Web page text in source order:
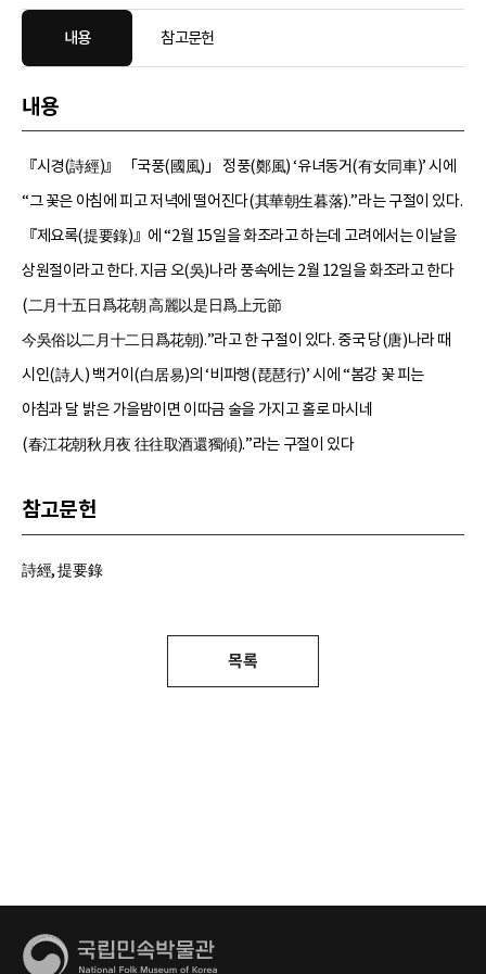
내용 참고문헌
내용
『시경(詩經)』 「국풍(國風)」 정풍(鄭風) ‘유녀동거(有女同車)’ 시에
“그 꽃은 아침에 피고 저녁에 떨어진다(其華朝生暮落).”라는 구절이 있다.
『제요록(提要錄)』에 “2월 15일을 화조라고 하는데 고려에서는 이날을
상원절이라고 한다. 지금 오(吳)나라 풍속에는 2월 12일을 화조라고 한다
(二月十五日爲花朝 高麗以是日爲上元節
今吳俗以二月十二日爲花朝).”라고 한 구절이 있다. 중국 당(唐)나라 때
시인(詩人) 백거이(白居易)의 ‘비파행(琵琶行)’ 시에 “봄강 꽃 피는
아침과 달 밝은 가을밤이면 이따금 술을 가지고 홀로 마시네
(春江花朝秋月夜 往往取酒還獨傾).”라는 구절이 있다
참고문헌
詩經, 提要錄
목록